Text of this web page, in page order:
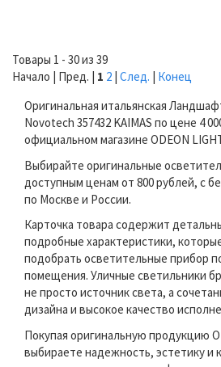
Товары 1 - 30 из 39
Начало | Пред. | 1 2 | След. | Конец
Оригинальная итальянская
Novotech 357432 KAIMAS по цене 4
официальном магазине ODEON
Выбирайте оригинальные
доступным ценам от 800 рублей, с
по Москве и России.
Карточка товара содержит
подробные характеристики,
подобрать осветительные прибор
помещения. Уличные светильники
не просто источник света, а
дизайна и высокое качество
Покупая оригинальную продукцию
выбираете надежность, эстетику и